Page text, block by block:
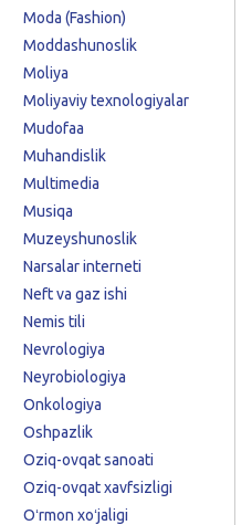
Moda (Fashion)
Moddashunoslik
Moliya
Moliyaviy texnologiyalar
Mudofaa
Muhandislik
Multimedia
Musiqa
Muzeyshunoslik
Narsalar interneti
Neft va gaz ishi
Nemis tili
Nevrologiya
Neyrobiologiya
Onkologiya
Oshpazlik
Oziq-ovqat sanoati
Oziq-ovqat xavfsizligi
Oʻrmon xoʻjaligi